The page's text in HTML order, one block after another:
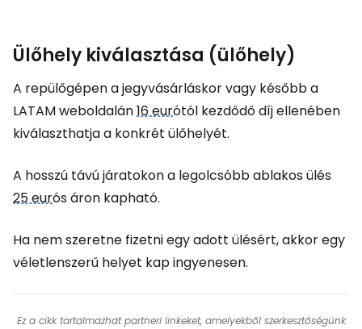
Ülőhely kiválasztása (ülőhely)
A repülőgépen a jegyvásárláskor vagy később a
LATAM weboldalán16 eurótól kezdődő díj ellenében
kiválaszthatja a konkrét ülőhelyét.
A hosszú távú járatokon a legolcsóbb ablakos ülés
25 eurós áron kapható.
Ha nem szeretne fizetni egy adott ülésért, akkor egy
véletlenszerű helyet kap ingyenesen.
Ez a cikk tartalmazhat partneri linkeket, amelyekből szerkesztőségünk